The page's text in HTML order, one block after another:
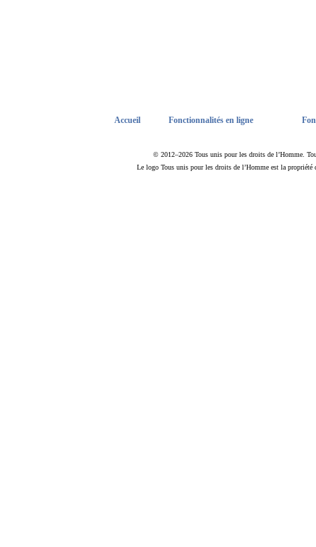
Accueil Fonctionnalités en ligne
© 2012–2026 Tous unis pour les droits de l’Homme.
Le logo Tous unis pour les droits de l’Homme est la